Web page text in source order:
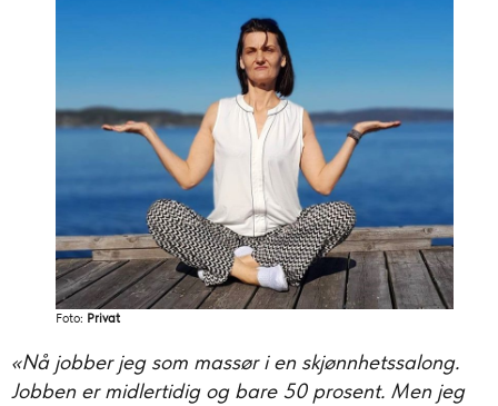
Foto: Privat
«Nå jobber jeg som massør i en skjønnhetssalong.
Jobben er midlertidig og bare 50 prosent. Men jeg